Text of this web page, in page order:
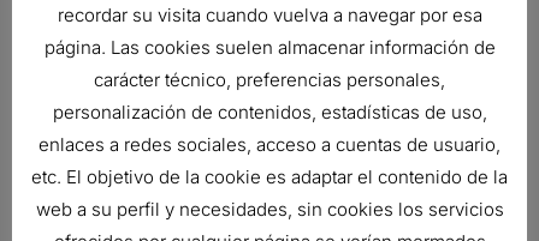
HOLLAND
FILTER,
CARTRIDGE
47617638
HYDRAULIC
FILTER,
CARTRIDGE
47617638
HYDRAULIC
FILTER,
recordar su visita cuando vuelva a navegar por esa
página. Las cookies suelen almacenar información de
carácter técnico, preferencias personales,
personalización de contenidos, estadísticas de uso,
enlaces a redes sociales, acceso a cuentas de usuario,
etc. El objetivo de la cookie es adaptar el contenido de la
web a su perfil y necesidades, sin cookies los servicios